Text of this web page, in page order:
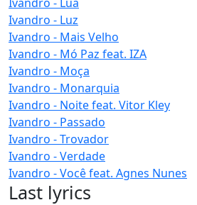
Ivandro - Luz
Ivandro - Mais Velho
Ivandro - Mó Paz feat. IZA
Ivandro - Moça
Ivandro - Monarquia
Ivandro - Noite feat. Vitor Kley
Ivandro - Passado
Ivandro - Trovador
Ivandro - Verdade
Ivandro - Você feat. Agnes Nunes
Last lyrics